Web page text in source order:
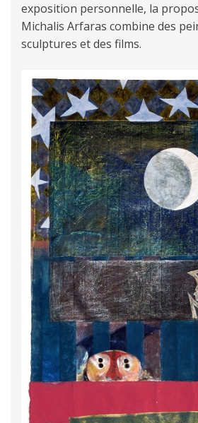
exposition personnelle, la
Michalis Arfaras combine des
sculptures et des films.